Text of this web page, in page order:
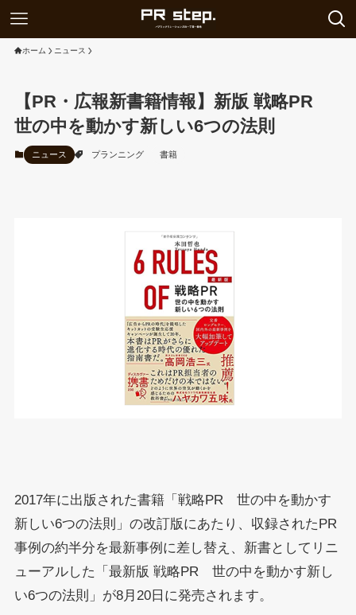
ホーム ニュース
【PR・広報新書籍情報】新版 戦略PR
世の中を動かす新しい6つの法則
ニュース プランニング 書籍
2017年に出版された書籍「戦略PR 世の中を動かす
新しい6つの法則」の改訂版にあたり、収録されたPR
事例の約半分を最新事例に差し替え、新書としてリニ
ューアルした「最新版 戦略PR 世の中を動かす新し
い6つの法則」が8月20日に発売されます。